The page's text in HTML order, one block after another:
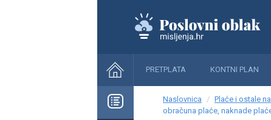
PRETPLATA KONTNI PLAN
Naslovnica Plaće i ostale
obračuna plaće, naknade